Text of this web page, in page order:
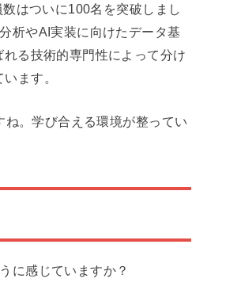
はついに100名を突破しまし
析やAI実装に向けたデータ基
る技術的専門性によって分け
ます。
。学び合える環境が整ってい
に感じていますか？